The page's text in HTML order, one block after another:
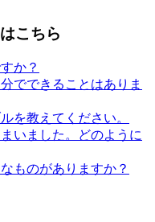
こちら
か？
でできることはありま
を教えてください。
いました。どのように
ものがありますか？